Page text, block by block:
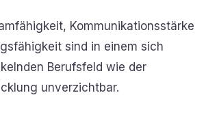
Kommunikationsstärke
sind in einem sich
Berufsfeld wie der
unverzichtbar.